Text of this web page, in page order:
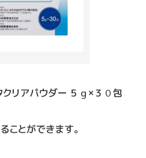
リアパウダー ５ｇ×３０包
ことができます。